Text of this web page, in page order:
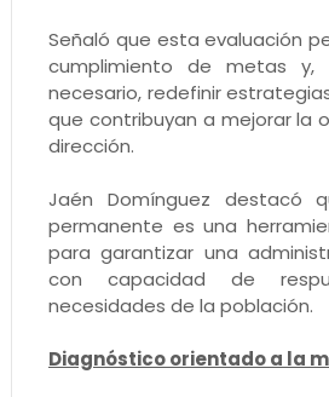
Señaló que esta evaluación
cumplimiento de metas
necesario, redefinir
que contribuyan a mejorar la
dirección.
Jaén Domínguez destacó
permanente es una
para garantizar una
con capacidad de
necesidades de la población.
Diagnóstico orientado a la